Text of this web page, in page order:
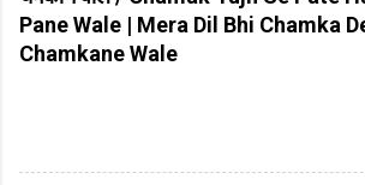
Pane Wale | Mera Dil Bhi Chamka
Chamkane Wale